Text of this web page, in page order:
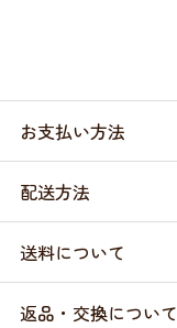
お支払い方法
配送方法
送料について
返品・交換について